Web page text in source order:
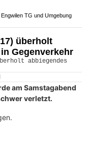
TG und Umgebung
überholt
Gegenverkehr
am Samstagabend
verletzt.